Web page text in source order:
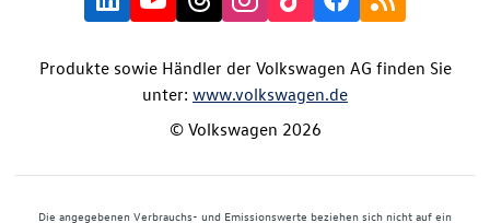
Produkte sowie Händler der Volkswagen AG finden Sie
unter: www.volkswagen.de
© Volkswagen 2026
Die angegebenen Verbrauchs- und Emissionswerte beziehen sich nicht auf ein